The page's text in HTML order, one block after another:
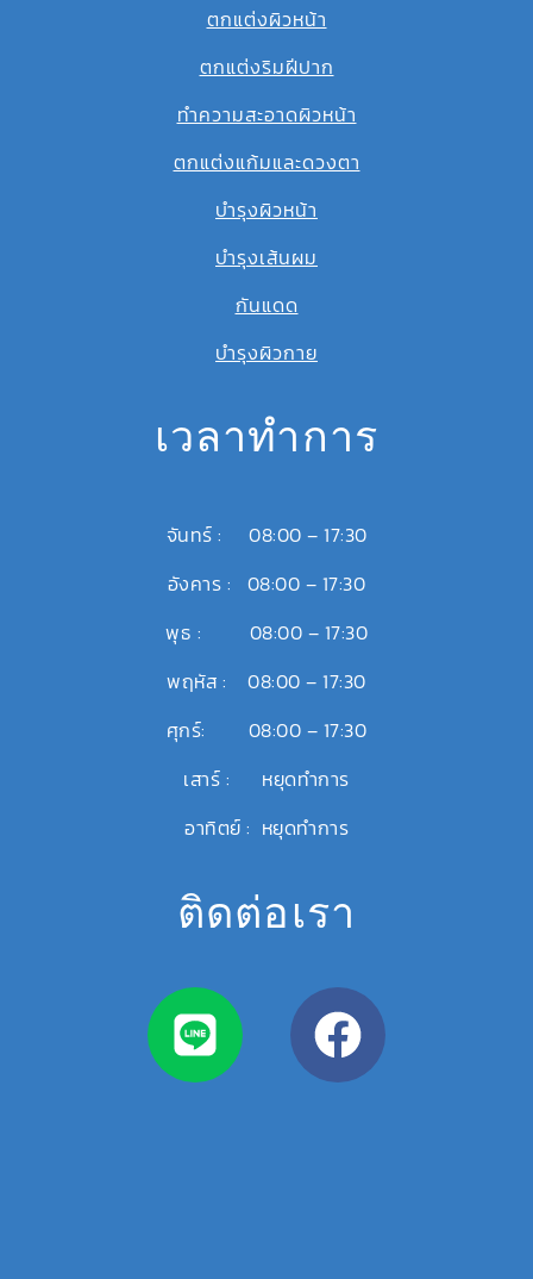
ตกแต่งผิวหน้า
ตกแต่งริมฝีปาก
ทำความสะอาดผิวหน้า
ตกแต่งแก้มและดวงตา
บำรุงผิวหน้า
บำรุงเส้นผม
กันแดด
บำรุงผิวกาย
เวลาทำการ
จันทร์ : 08:00 – 17:30
อังคาร : 08:00 – 17:30
พุธ : 08:00 – 17:30
พฤหัส : 08:00 – 17:30
ศุกร์: 08:00 – 17:30
เสาร์ : หยุดทำการ
อาทิตย์ : หยุดทำการ
ติดต่อเรา